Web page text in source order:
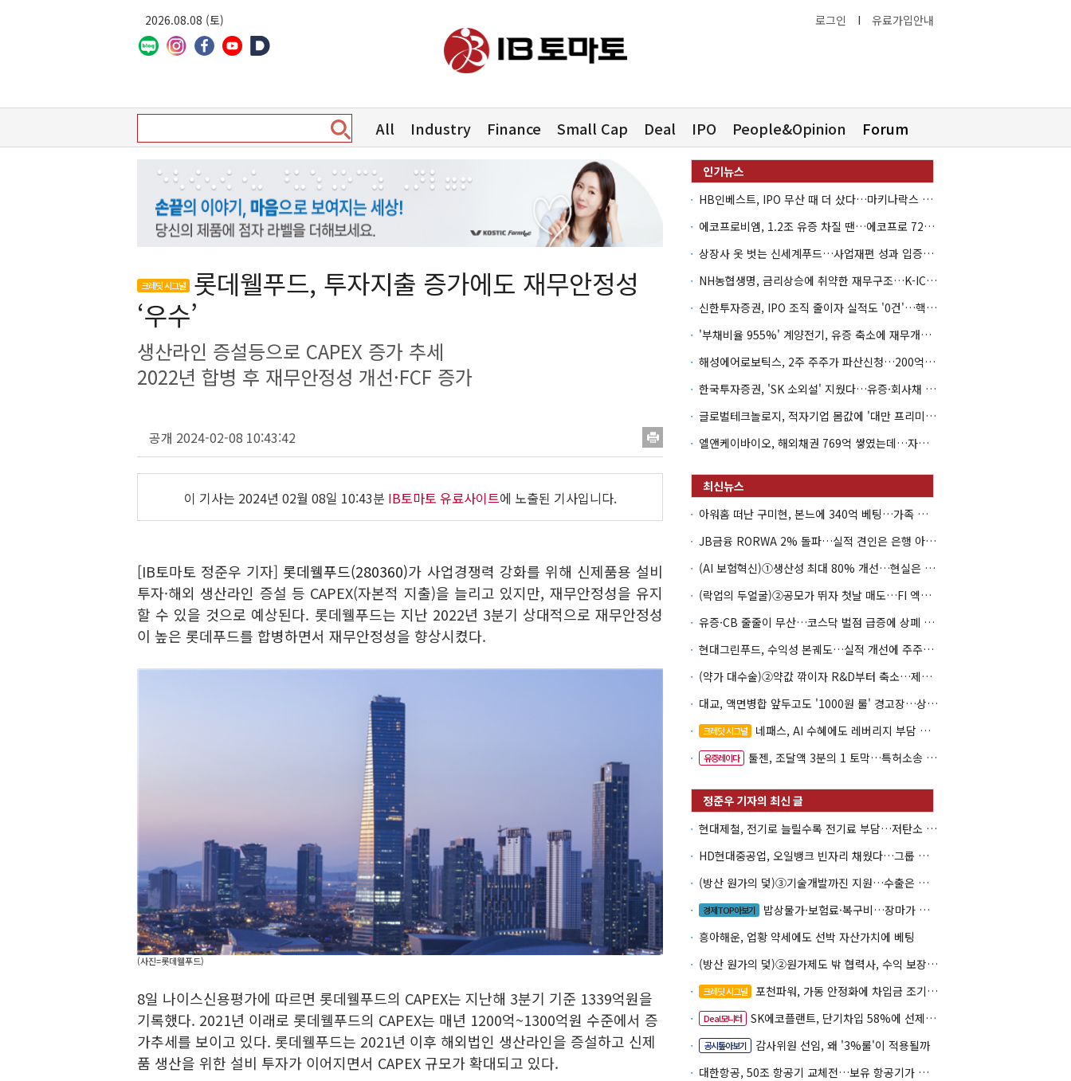
2026.08.08 (토) 로그인 I 유료가입안내
All Industry Finance Small Cap Deal IPO People&Opinion Forum
크레딧 시그널
롯데웰푸드, 투자지출 증가에도 재무안정성
‘우수’
생산라인 증설등으로 CAPEX 증가 추세
2022년 합병 후 재무안정성 개선·FCF 증가
공개 2024-02-08 10:43:42
이 기사는 2024년 02월 08일 10:43분 IB토마토 유료사이트에 노출된 기사입니다.
[IB토마토 정준우 기자]롯데웰푸드(280360)가 사업경쟁력 강화를 위해 신제품용 설비
투자·해외 생산라인 증설 등 CAPEX(자본적 지출)을 늘리고 있지만, 재무안정성을 유지
할 수 있을 것으로 예상된다. 롯데웰푸드는 지난 2022년 3분기 상대적으로 재무안정성
이 높은 롯데푸드를 합병하면서 재무안정성을 향상시켰다.
(사진=롯데웰푸드)
8일 나이스신용평가에 따르면 롯데웰푸드의 CAPEX는 지난해 3분기 기준 1339억원을
기록했다. 2021년 이래로 롯데웰푸드의 CAPEX는 매년 1200억~1300억원 수준에서 증
가추세를 보이고 있다. 롯데웰푸드는 2021년 이후 해외법인 생산라인을 증설하고 신제
품 생산을 위한 설비 투자가 이어지면서 CAPEX 규모가 확대되고 있다.
HB인베스트, IPO 무산 때 더 샀다…마키나락스 투자 2.7배 회수
에코프로비엠, 1.2조 유증 차질 땐…에코프로 7270억 '독박'
상장사 옷 벗는 신세계푸드…사업재편 성과 입증할까
NH농협생명, 금리상승에 취약한 재무구조…K-ICS 변동성 '주의보'
신한투자증권, IPO 조직 줄이자 실적도 '0건'…핵심 인력까지 이탈
'부채비율 955%' 계양전기, 유증 축소에 재무개선 효과 '뚝'
해성에어로보틱스, 2주 주주가 파산신청…200억 CB 분쟁 확산
한국투자증권, 'SK 소외설' 지웠다…유증·회사채 주관 연속 수임
글로벌테크놀로지, 적자기업 몸값에 '대만 프리미엄'…공모가 논란
엘앤케이바이오, 해외채권 769억 쌓였는데…자회사 4곳 자본잠식
아워홈 떠난 구미현, 본느에 340억 베팅…가족 지배체제 구축
JB금융 RORWA 2% 돌파…실적 견인은 은행 아닌 캐피탈
(AI 보험혁신)①생산성 최대 80% 개선…현실은 '실행 격차'
(락업의 두얼굴)②공모가 뛰자 첫날 매도…FI 엑시트 전략 갈렸다
유증·CB 줄줄이 무산…코스닥 벌점 급증에 상폐 압박
현대그린푸드, 수익성 본궤도…실적 개선에 주주환원까지
(약가 대수술)②약값 깎이자 R&D부터 축소…제약업계 비상경영 돌입
대교, 액면병합 앞두고도 '1000원 룰' 경고장…상장유지 시험대
크레딧 시그널 네패스, AI 수혜에도 레버리지 부담 여전
유증레이다 툴젠, 조달액 3분의 1 토막…특허소송 비용부터 챙긴다
현대제철, 전기로 늘릴수록 전기료 부담…저탄소 전환의 역설
HD현대중공업, 오일뱅크 빈자리 채웠다…그룹 배당 핵심축 부상
(방산 원가의 덫)③기술개발까진 지원…수출은 각자도생
경제TOP아보기
밥상물가·보험료·복구비…장마가 내미는 청구서
흥아해운, 업황 약세에도 선박 자산가치에 베팅
(방산 원가의 덫)②원가제도 밖 협력사, 수익 보장도 협상력도 없다
크레딧 시그널 포천파워, 가동 안정화에 차입금 조기상환 속도
Deal모니터 SK에코플랜트, 단기차입 58%에 선제 차환 카드
공시톺아보기
감사위원 선임, 왜 '3%룰'이 적용될까
대한항공, 50조 항공기 교체전…보유 항공기가 조달 카드